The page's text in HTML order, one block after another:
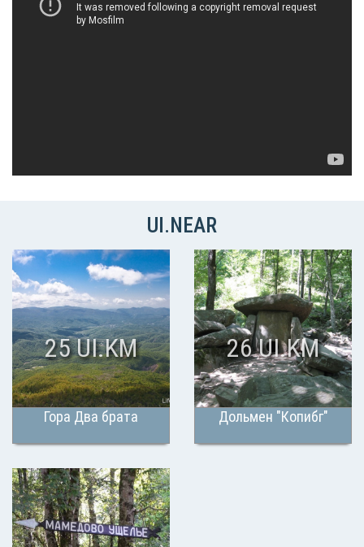
UI.NEAR
Гора Два брата
25 UI.KM
Дольмен "Копибг"
26 UI.KM